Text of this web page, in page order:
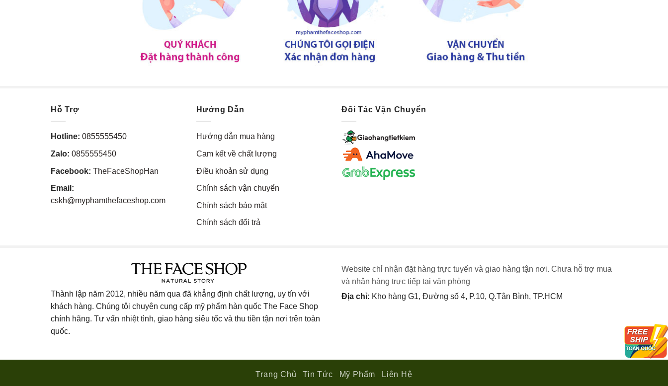
Hỗ Trợ
Hotline: 0855555450
Zalo: 0855555450
Facebook: TheFaceShopHan
Email:
cskh@myphamthefaceshop.com
Hướng Dẫn
Hướng dẫn mua hàng
Cam kết về chất lượng
Điều khoản sử dụng
Chính sách vận chuyển
Chính sách bảo mật
Chính sách đổi trả
Đối Tác Vận Chuyển
Thành lập năm 2012, nhiều năm qua đã khẳng định chất lượng, uy tín với
khách hàng. Chúng tôi chuyên cung cấp mỹ phẩm hàn quốc The Face Shop
chính hãng. Tư vấn nhiệt tình, giao hàng siêu tốc và thu tiền tận nơi trên toàn
quốc.
Website chỉ nhận đặt hàng trực tuyến và giao hàng tận nơi. Chưa hỗ trợ mua
và nhận hàng trực tiếp tại văn phòng
Địa chỉ: Kho hàng G1, Đường số 4, P.10, Q.Tân Bình, TP.HCM
Trang Chủ Tin Tức Mỹ Phẩm
Liên Hệ